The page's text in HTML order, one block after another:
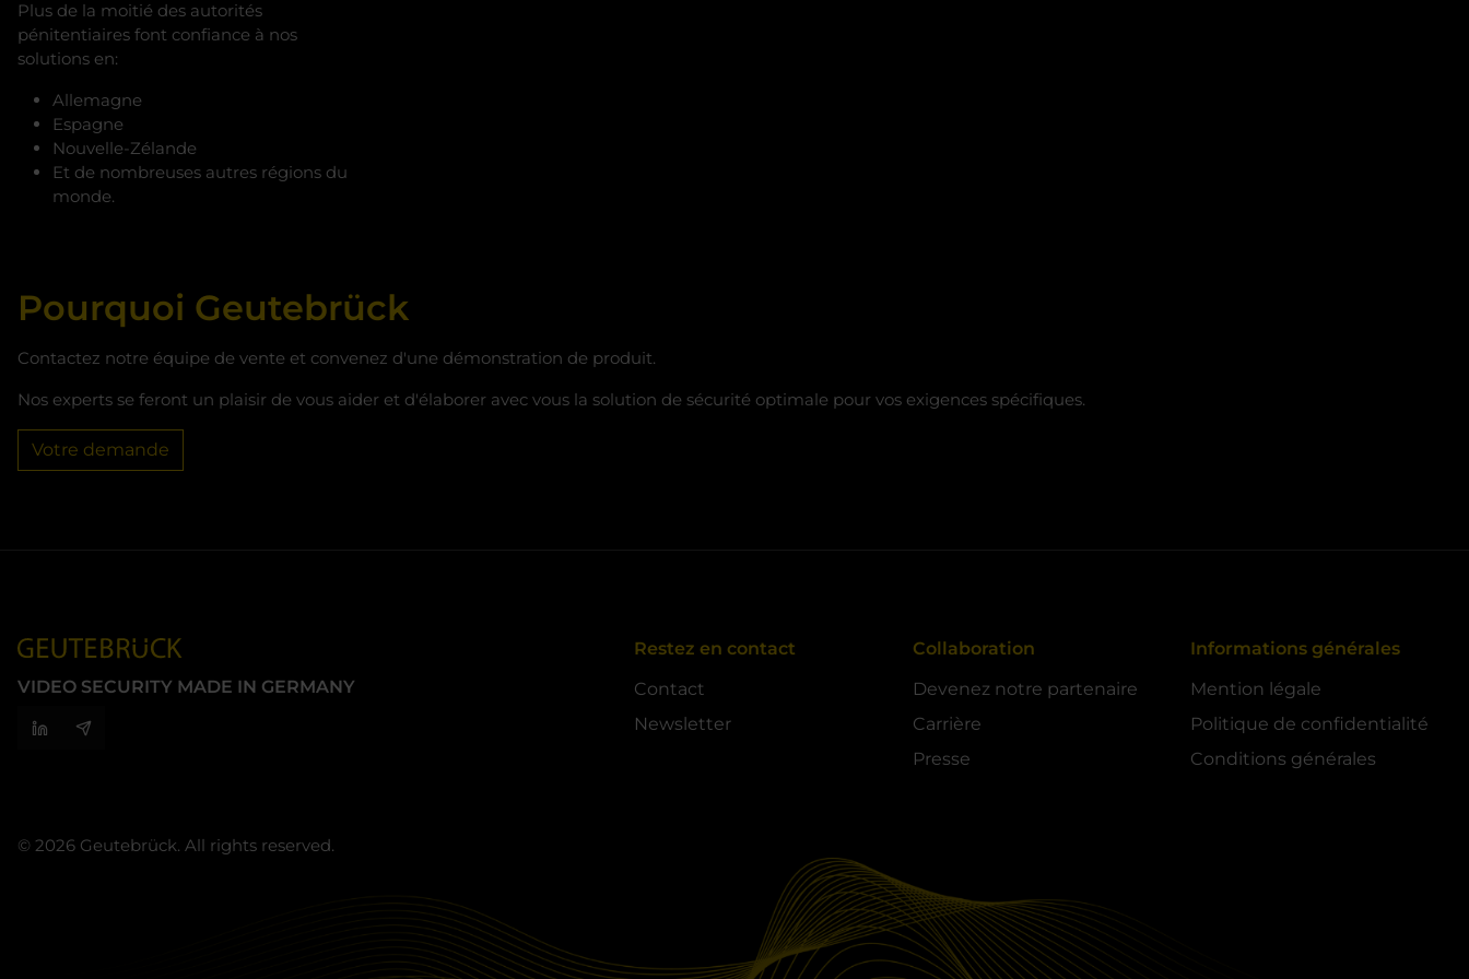
Plus de la moitié des autorités
pénitentiaires font confiance à nos
solutions en:
Allemagne
Espagne
Nouvelle-Zélande
Et de nombreuses autres régions du
monde.
Pourquoi Geutebrück
Contactez notre équipe de vente et convenez d'une démonstration de produit.
Nos experts se feront un plaisir de vous aider et d'élaborer avec vous la solution de sécurité optimale pour vos exigences spécifiques.
Votre demande
VIDEO SECURITY MADE IN GERMANY
Restez en contact
Contact
Newsletter
Collaboration
Devenez notre partenaire
Carrière
Presse
Informations générales
Mention légale
Politique de confidentialité
Conditions générales
© 2026 Geutebrück. All rights reserved.